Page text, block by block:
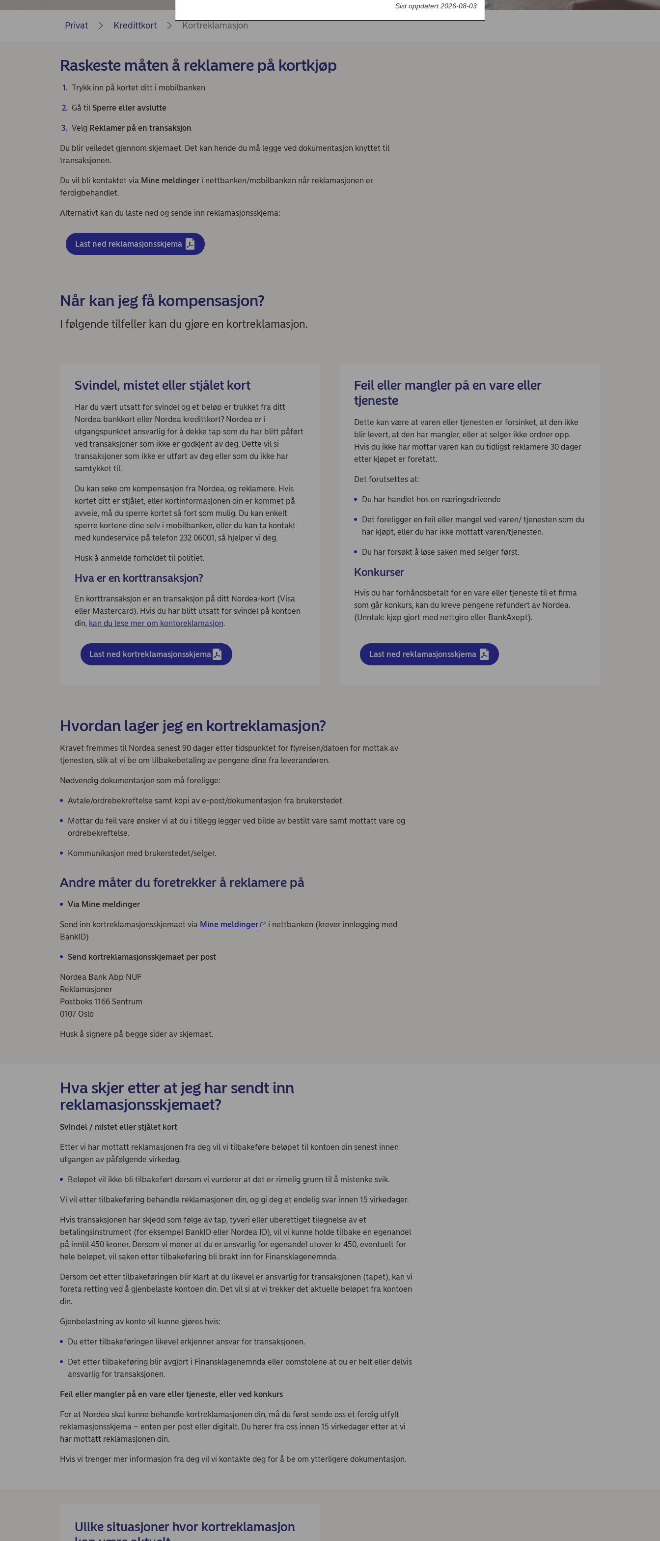
Persondialogen - Nordea Liv
Privat Kredittkort Kortreklamasjon
Raskeste måten å reklamere på kortkjøp
Trykk inn på kortet ditt i mobilbanken
Gå til Sperre eller avslutte
Velg Reklamer på en transaksjon
Du blir veiledet gjennom skjemaet. Det kan hende du må legge ved dokumentasjon knyttet til
transaksjonen.
Du vil bli kontaktet via Mine meldinger i nettbanken/mobilbanken når reklamasjonen er
ferdigbehandlet.
Alternativt kan du laste ned og sende inn reklamasjonsskjema:
Last ned reklamasjonsskjema
Når kan jeg få kompensasjon?
I følgende tilfeller kan du gjøre en kortreklamasjon.
Svindel, mistet eller stjålet kort
Har du vært utsatt for svindel og et beløp er trukket fra ditt
Nordea bankkort eller Nordea kredittkort? Nordea er i
utgangspunktet ansvarlig for å dekke tap som du har blitt påført
ved transaksjoner som ikke er godkjent av deg. Dette vil si
transaksjoner som ikke er utført av deg eller som du ikke har
samtykket til.
Du kan søke om kompensasjon fra Nordea, og reklamere. Hvis
kortet ditt er stjålet, eller kortinformasjonen din er kommet på
avveie, må du sperre kortet så fort som mulig. Du kan enkelt
sperre kortene dine selv i mobilbanken, eller du kan ta kontakt
med kundeservice på telefon 232 06001, så hjelper vi deg.
Husk å anmelde forholdet til politiet.
Hva er en korttransaksjon?
En korttransaksjon er en transaksjon på ditt Nordea-kort (Visa
eller Mastercard). Hvis du har blitt utsatt for svindel på kontoen
din, kan du lese mer om kontoreklamasjon.
Last ned kortreklamasjonsskjema
Feil eller mangler på en vare eller
tjeneste
Dette kan være at varen eller tjenesten er forsinket, at den ikke
blir levert, at den har mangler, eller at selger ikke ordner opp.
Hvis du ikke har mottar varen kan du tidligst reklamere 30 dager
etter kjøpet er foretatt.
Det forutsettes at:
Du har handlet hos en næringsdrivende
Det foreligger en feil eller mangel ved varen/ tjenesten som du
har kjøpt, eller du har ikke mottatt varen/tjenesten.
Du har forsøkt å løse saken med selger først.
Konkurser
Hvis du har forhåndsbetalt for en vare eller tjeneste til et firma
som går konkurs, kan du kreve pengene refundert av Nordea.
(Unntak: kjøp gjort med nettgiro eller BankAxept).
Last ned reklamasjonsskjema
Hvordan lager jeg en kortreklamasjon?
Kravet fremmes til Nordea senest 90 dager etter tidspunktet for flyreisen/datoen for mottak av
tjenesten, slik at vi be om tilbakebetaling av pengene dine fra leverandøren.
Nødvendig dokumentasjon som må foreligge:
Avtale/ordrebekreftelse samt kopi av e-post/dokumentasjon fra brukerstedet.
Mottar du feil vare ønsker vi at du i tillegg legger ved bilde av bestilt vare samt mottatt vare og
ordrebekreftelse.
Kommunikasjon med brukerstedet/selger.
Andre måter du foretrekker å reklamere på
Via Mine meldinger
Send inn kortreklamasjonsskjemaet via Mine meldinger
i nettbanken (krever innlogging med
BankID)
Send kortreklamasjonsskjemaet per post
Nordea Bank Abp NUF
Reklamasjoner
Postboks 1166 Sentrum
0107 Oslo
Husk å signere på begge sider av skjemaet.
Hva skjer etter at jeg har sendt inn
reklamasjonsskjemaet?
Svindel / mistet eller stjålet kort
Etter vi har mottatt reklamasjonen fra deg vil vi tilbakeføre beløpet til kontoen din senest innen
utgangen av påfølgende virkedag.
Beløpet vil ikke bli tilbakeført dersom vi vurderer at det er rimelig grunn til å mistenke svik.
Vi vil etter tilbakeføring behandle reklamasjonen din, og gi deg et endelig svar innen 15 virkedager.
Hvis transaksjonen har skjedd som følge av tap, tyveri eller uberettiget tilegnelse av et
betalingsinstrument (for eksempel BankID eller Nordea ID), vil vi kunne holde tilbake en egenandel
på inntil 450 kroner. Dersom vi mener at du er ansvarlig for egenandel utover kr 450, eventuelt for
hele beløpet, vil saken etter tilbakeføring bli brakt inn for Finansklagenemnda.
Dersom det etter tilbakeføringen blir klart at du likevel er ansvarlig for transaksjonen (tapet), kan vi
foreta retting ved å gjenbelaste kontoen din. Det vil si at vi trekker det aktuelle beløpet fra kontoen
din.
Gjenbelastning av konto vil kunne gjøres hvis:
Du etter tilbakeføringen likevel erkjenner ansvar for transaksjonen.
Det etter tilbakeføring blir avgjort i Finansklagenemnda eller domstolene at du er helt eller delvis
ansvarlig for transaksjonen.
Feil eller mangler på en vare eller tjeneste, eller ved konkurs
For at Nordea skal kunne behandle kortreklamasjonen din, må du først sende oss et ferdig utfylt
reklamasjonsskjema – enten per post eller digitalt. Du hører fra oss innen 15 virkedager etter at vi
har mottatt reklamasjonen din.
Hvis vi trenger mer informasjon fra deg vil vi kontakte deg for å be om ytterligere dokumentasjon.
Ulike situasjoner hvor kortreklamasjon
Sist oppdatert 2026-08-03